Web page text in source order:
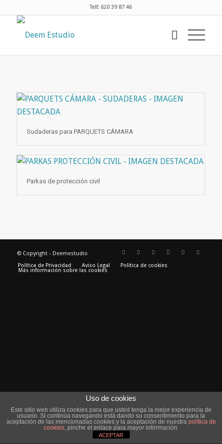
Telf: 620 39 87 46
Sudaderas para PARQUETS CÁMARA
Parkas de protección civil
© Copyright - Deemestudio
Política de Privacidad
Aviso Legal Política de cookies
Más información sobre las cookies
Uso de cookies
Este sitio web utiliza cookies para que usted tenga la mejor experiencia de
usuario. Si continúa navegando está dando su consentimiento para la
aceptación de las mencionadas cookies y la aceptación de nuestra política de
cookies, pinche el enlace para mayor información.
ACEPTAR